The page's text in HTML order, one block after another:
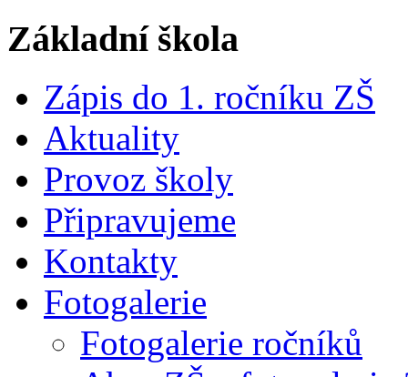
Základní škola
Zápis do 1. ročníku ZŠ
Aktuality
Provoz školy
Připravujeme
Kontakty
Fotogalerie
Fotogalerie ročníků